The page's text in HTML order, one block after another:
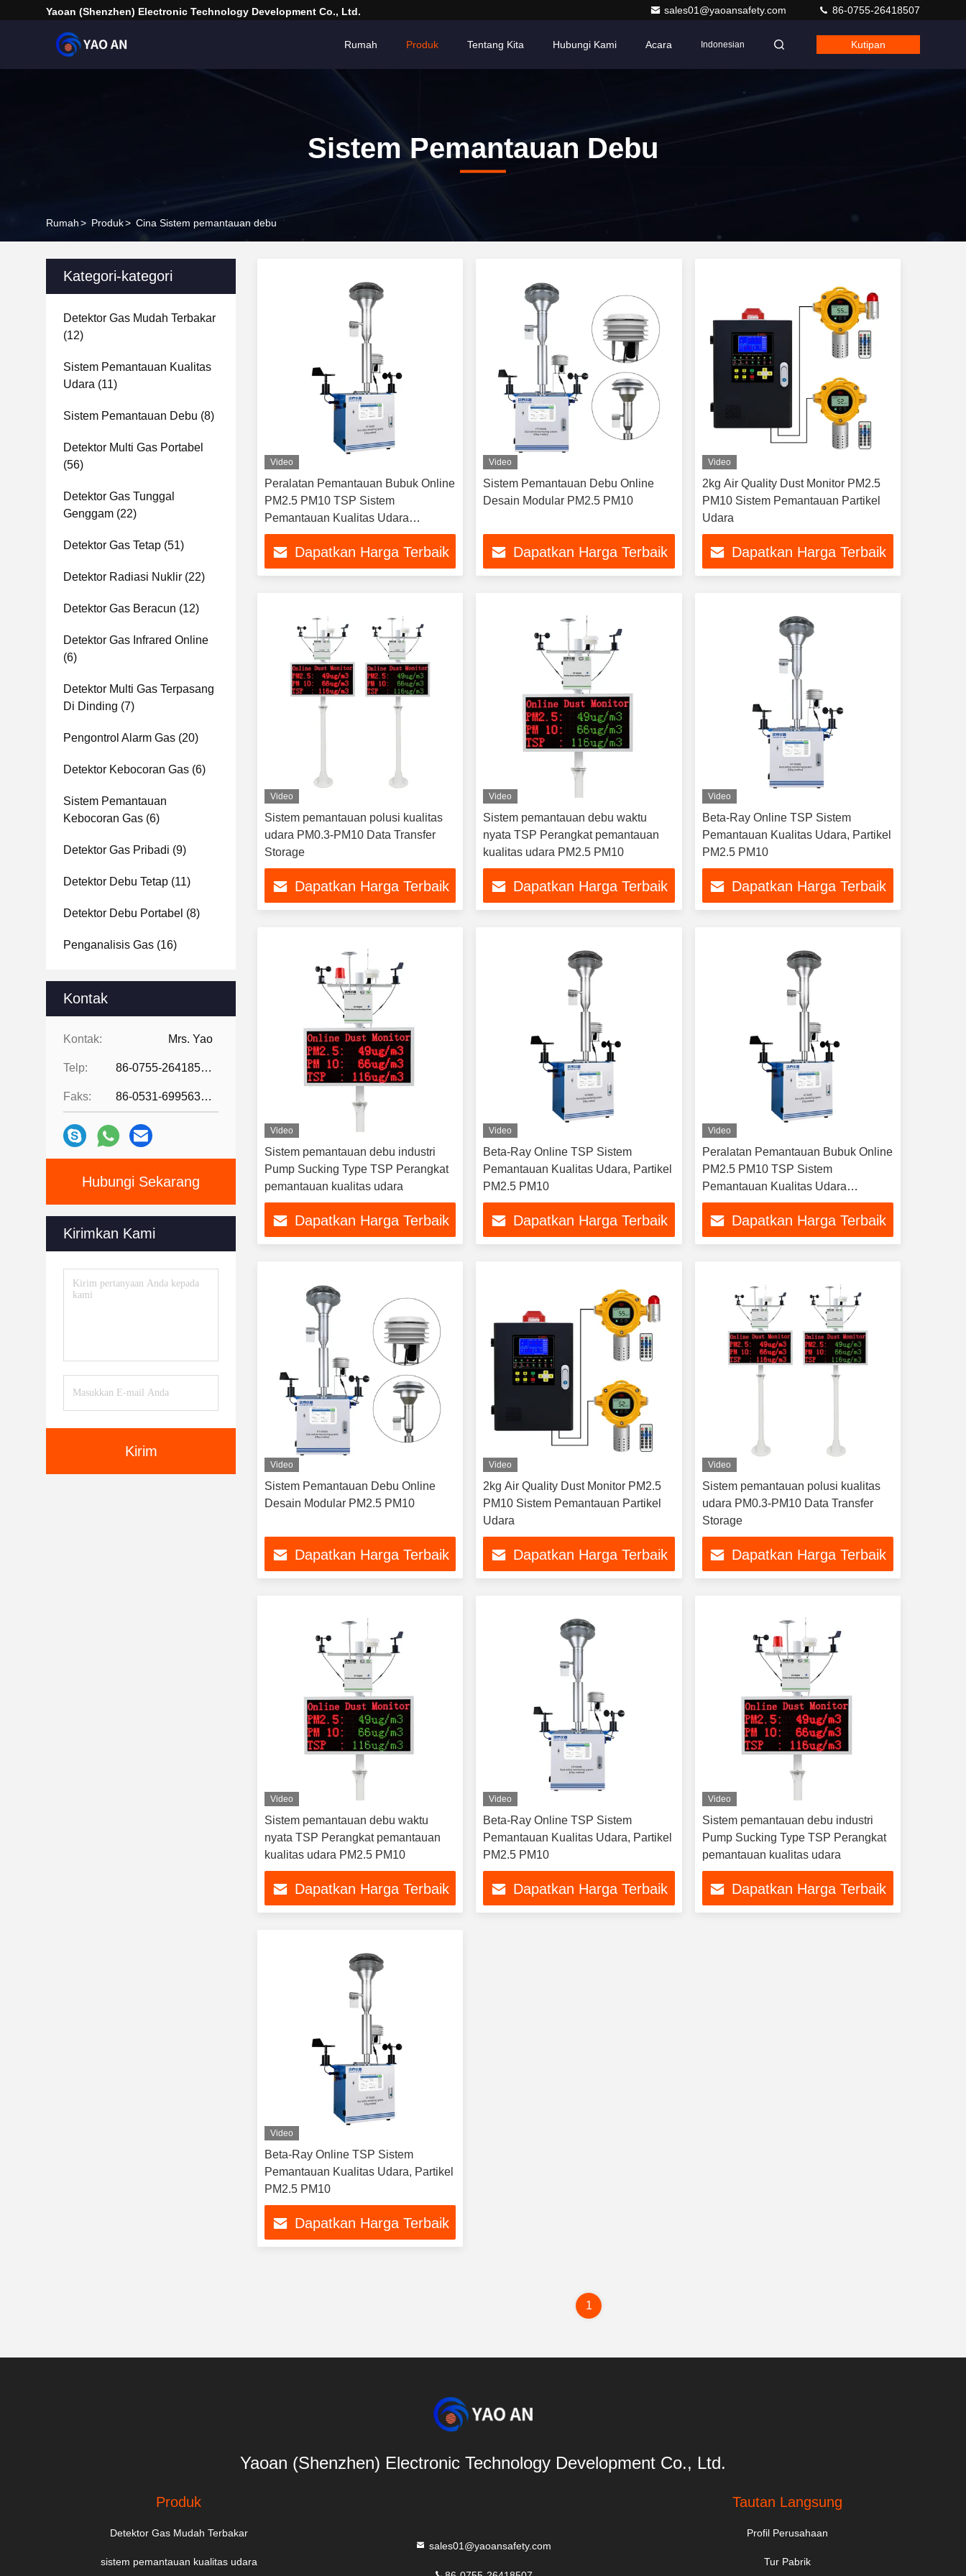
Yaoan (Shenzhen) Electronic Technology Development Co., Ltd. sales01@yaoansafety.com 86-0755-26418507
Rumah Produk Tentang Kita Hubungi Kami Acara Indonesian Kutipan
Sistem Pemantauan Debu
Rumah> Produk> Cina Sistem pemantauan debu
Kategori-kategori
Detektor Gas Mudah Terbakar
(12)
Sistem Pemantauan Kualitas
Udara (11)
Sistem Pemantauan Debu (8)
Detektor Multi Gas Portabel
(56)
Detektor Gas Tunggal
Genggam (22)
Detektor Gas Tetap (51)
Detektor Radiasi Nuklir (22)
Detektor Gas Beracun (12)
Detektor Gas Infrared Online
(6)
Detektor Multi Gas Terpasang
Di Dinding (7)
Pengontrol Alarm Gas (20)
Detektor Kebocoran Gas (6)
Sistem Pemantauan
Kebocoran Gas (6)
Detektor Gas Pribadi (9)
Detektor Debu Tetap (11)
Detektor Debu Portabel (8)
Penganalisis Gas (16)
Kontak
Kontak: Mrs. Yao
Telp: 86-0755-26418507
Faks: 86-0531-69956329
Hubungi Sekarang
Kirimkan Kami
Kirim
Video
Peralatan Pemantauan Bubuk Online
PM2.5 PM10 TSP Sistem
Pemantauan Kualitas Udara
Poludron
Dapatkan Harga Terbaik
Video
Sistem Pemantauan Debu Online
Desain Modular PM2.5 PM10
Dapatkan Harga Terbaik
Video
2kg Air Quality Dust Monitor PM2.5
PM10 Sistem Pemantauan Partikel
Udara
Dapatkan Harga Terbaik
Video
Sistem pemantauan polusi kualitas
udara PM0.3-PM10 Data Transfer
Storage
Dapatkan Harga Terbaik
Video
Sistem pemantauan debu waktu
nyata TSP Perangkat pemantauan
kualitas udara PM2.5 PM10
Dapatkan Harga Terbaik
Video
Beta-Ray Online TSP Sistem
Pemantauan Kualitas Udara, Partikel
PM2.5 PM10
Dapatkan Harga Terbaik
Video
Sistem pemantauan debu industri
Pump Sucking Type TSP Perangkat
pemantauan kualitas udara
Dapatkan Harga Terbaik
Video
Beta-Ray Online TSP Sistem
Pemantauan Kualitas Udara, Partikel
PM2.5 PM10
Dapatkan Harga Terbaik
Video
Peralatan Pemantauan Bubuk Online
PM2.5 PM10 TSP Sistem
Pemantauan Kualitas Udara
Poludron
Dapatkan Harga Terbaik
Video
Sistem Pemantauan Debu Online
Desain Modular PM2.5 PM10
Dapatkan Harga Terbaik
Video
2kg Air Quality Dust Monitor PM2.5
PM10 Sistem Pemantauan Partikel
Udara
Dapatkan Harga Terbaik
Video
Sistem pemantauan polusi kualitas
udara PM0.3-PM10 Data Transfer
Storage
Dapatkan Harga Terbaik
Video
Sistem pemantauan debu waktu
nyata TSP Perangkat pemantauan
kualitas udara PM2.5 PM10
Dapatkan Harga Terbaik
Video
Beta-Ray Online TSP Sistem
Pemantauan Kualitas Udara, Partikel
PM2.5 PM10
Dapatkan Harga Terbaik
Video
Sistem pemantauan debu industri
Pump Sucking Type TSP Perangkat
pemantauan kualitas udara
Dapatkan Harga Terbaik
Video
Beta-Ray Online TSP Sistem
Pemantauan Kualitas Udara, Partikel
PM2.5 PM10
Dapatkan Harga Terbaik
1
Yaoan (Shenzhen) Electronic Technology Development Co., Ltd.
Produk
Detektor Gas Mudah Terbakar
sistem pemantauan kualitas udara
sales01@yaoansafety.com
Tautan Langsung
Profil Perusahaan
Tur Pabrik